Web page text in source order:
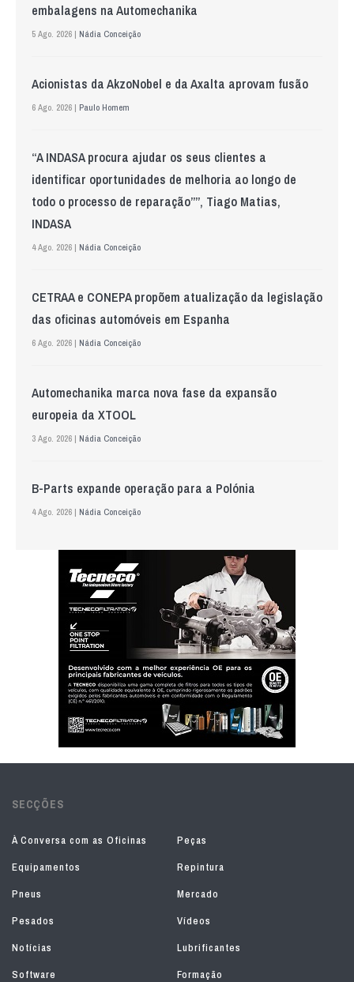
embalagens na Automechanika
5 Ago. 2026 | Nádia Conceição
Acionistas da AkzoNobel e da Axalta aprovam fusão
6 Ago. 2026 | Paulo Homem
“A INDASA procura ajudar os seus clientes a
identificar oportunidades de melhoria ao longo de
todo o processo de reparação””, Tiago Matias,
INDASA
4 Ago. 2026 | Nádia Conceição
CETRAA e CONEPA propõem atualização da legislação
das oficinas automóveis em Espanha
6 Ago. 2026 | Nádia Conceição
Automechanika marca nova fase da expansão
europeia da XTOOL
3 Ago. 2026 | Nádia Conceição
B-Parts expande operação para a Polónia
4 Ago. 2026 | Nádia Conceição
SECÇÕES
À Conversa com as Oficinas
Peças
Equipamentos
Repintura
Pneus
Mercado
Pesados
Vídeos
Notícias
Lubrificantes
Software
Formação